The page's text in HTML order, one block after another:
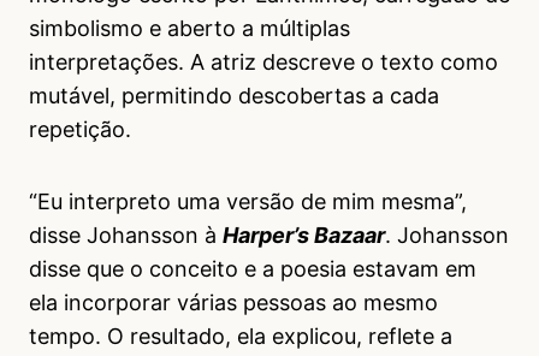
simbolismo e aberto a múltiplas
interpretações. A atriz descreve o texto como
mutável, permitindo descobertas a cada
repetição.
“Eu interpreto uma versão de mim mesma”,
disse Johansson à Harper’s Bazaar. Johansson
disse que o conceito e a poesia estavam em
ela incorporar várias pessoas ao mesmo
tempo. O resultado, ela explicou, reflete a